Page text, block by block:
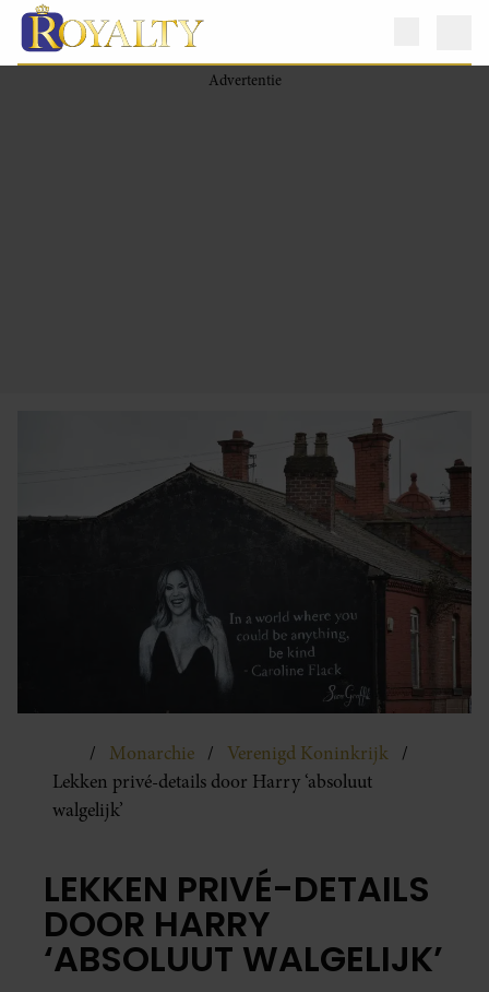
Monarchie
Verenigd Koninkrijk
Lekken privé-details door Harry ‘absoluut
walgelijk’
LEKKEN PRIVÉ-DETAILS
DOOR HARRY
‘ABSOLUUT WALGELIJK’